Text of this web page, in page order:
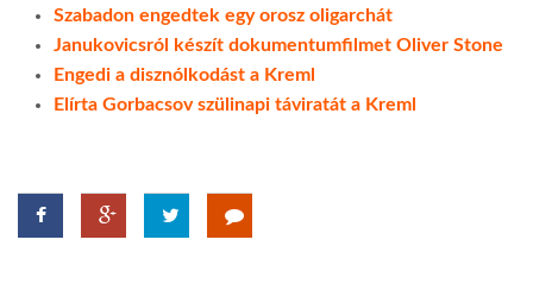
Szabadon engedtek egy orosz oligarchát
Janukovicsról készít dokumentumfilmet Oliver Stone
Engedi a disznólkodást a Kreml
Elírta Gorbacsov szülinapi táviratát a Kreml